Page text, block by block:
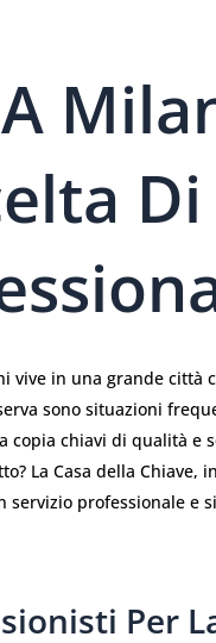
vive in una grande città
sono situazioni
copia chiavi di qualità e
La Casa della Chiave,
professionale e
Per